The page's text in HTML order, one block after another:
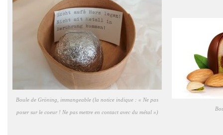
Boule de Grö­ning, imman­geable (la notice indique : « Ne pas
poser sur le coeur ! Ne pas mettre en contact avec du métal»)